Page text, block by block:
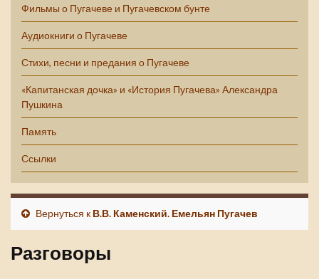
Фильмы о Пугачеве и Пугачевском бунте
Аудиокниги о Пугачеве
Стихи, песни и предания о Пугачеве
«Капитанская дочка» и «История Пугачева» Александра
Пушкина
Память
Ссылки
Вернуться к В.В. Каменский. Емельян Пугачев
Разговоры